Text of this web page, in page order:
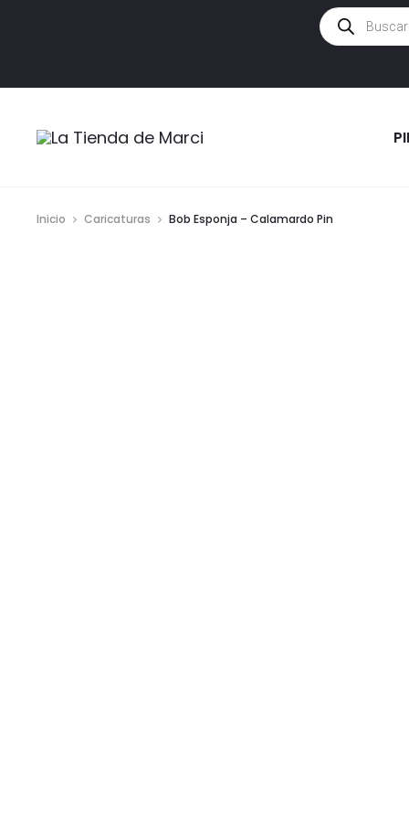
Búsqueda
de
productos
Inicio Caricaturas Bob Esponja – Calamardo Pin